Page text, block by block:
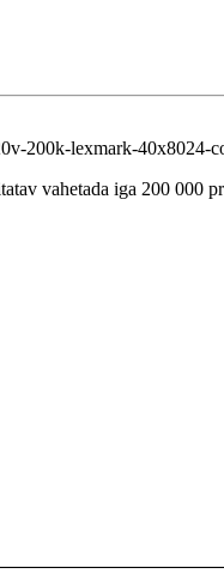
200k-lexmark-40x8024-
vahetada iga 200 000